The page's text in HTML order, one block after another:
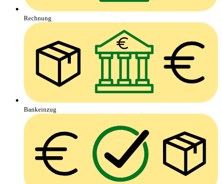
Rechnung
Bankeinzug